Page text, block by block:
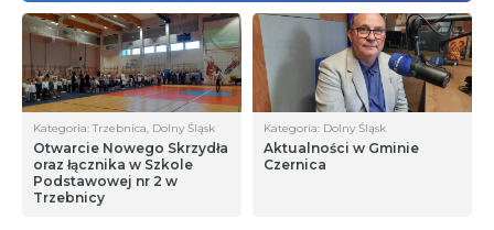
Kategoria: Trzebnica, Dolny Śląsk
Otwarcie Nowego Skrzydła
oraz łącznika w Szkole
Podstawowej nr 2 w
Trzebnicy
Kategoria: Dolny Śląsk
Aktualności w Gminie
Czernica